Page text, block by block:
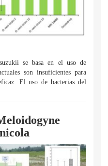
se basa en el uso de
son insuficientes para
El uso de bacterias del